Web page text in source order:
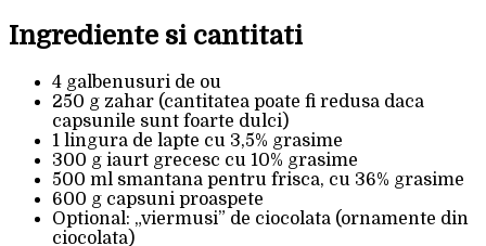
Ingrediente si cantitati
4 galbenusuri de ou
250 g zahar (cantitatea poate fi redusa daca
capsunile sunt foarte dulci)
1 lingura de lapte cu 3,5% grasime
300 g iaurt grecesc cu 10% grasime
500 ml smantana pentru frisca, cu 36% grasime
600 g capsuni proaspete
Optional: „viermusi” de ciocolata (ornamente din
ciocolata)